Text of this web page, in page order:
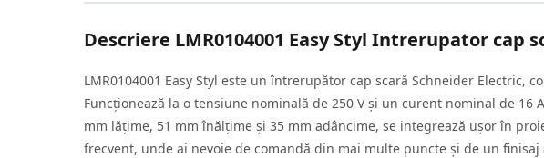
Descriere LMR0104001 Easy Styl Intrerupator cap
LMR0104001 Easy Styl este un întrerupător cap scară Schneider
Funcționează la o tensiune nominală de 250 V și un curent nominal de
mm lățime, 51 mm înălțime și 35 mm adâncime, se integrează ușor în
frecvent, unde ai nevoie de comandă din mai multe puncte și de un